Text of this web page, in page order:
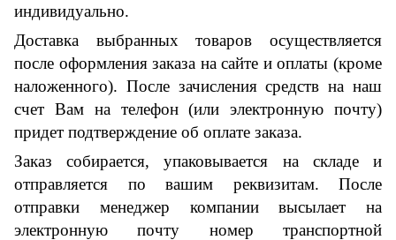
индивидуально.
Доставка выбранных товаров осуществляется
после оформления заказа на сайте и оплаты (кроме
наложенного). После зачисления средств на наш
счет Вам на телефон (или электронную почту)
придет подтверждение об оплате заказа.
Заказ собирается, упаковывается на складе и
отправляется по вашим реквизитам. После
отправки менеджер компании высылает на
электронную почту номер транспортной